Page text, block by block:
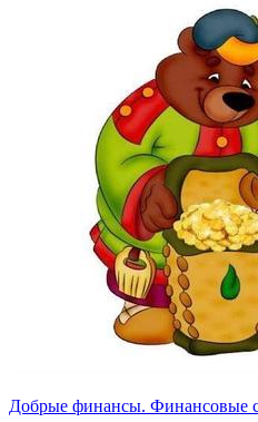
Добрые финансы. Финансовые